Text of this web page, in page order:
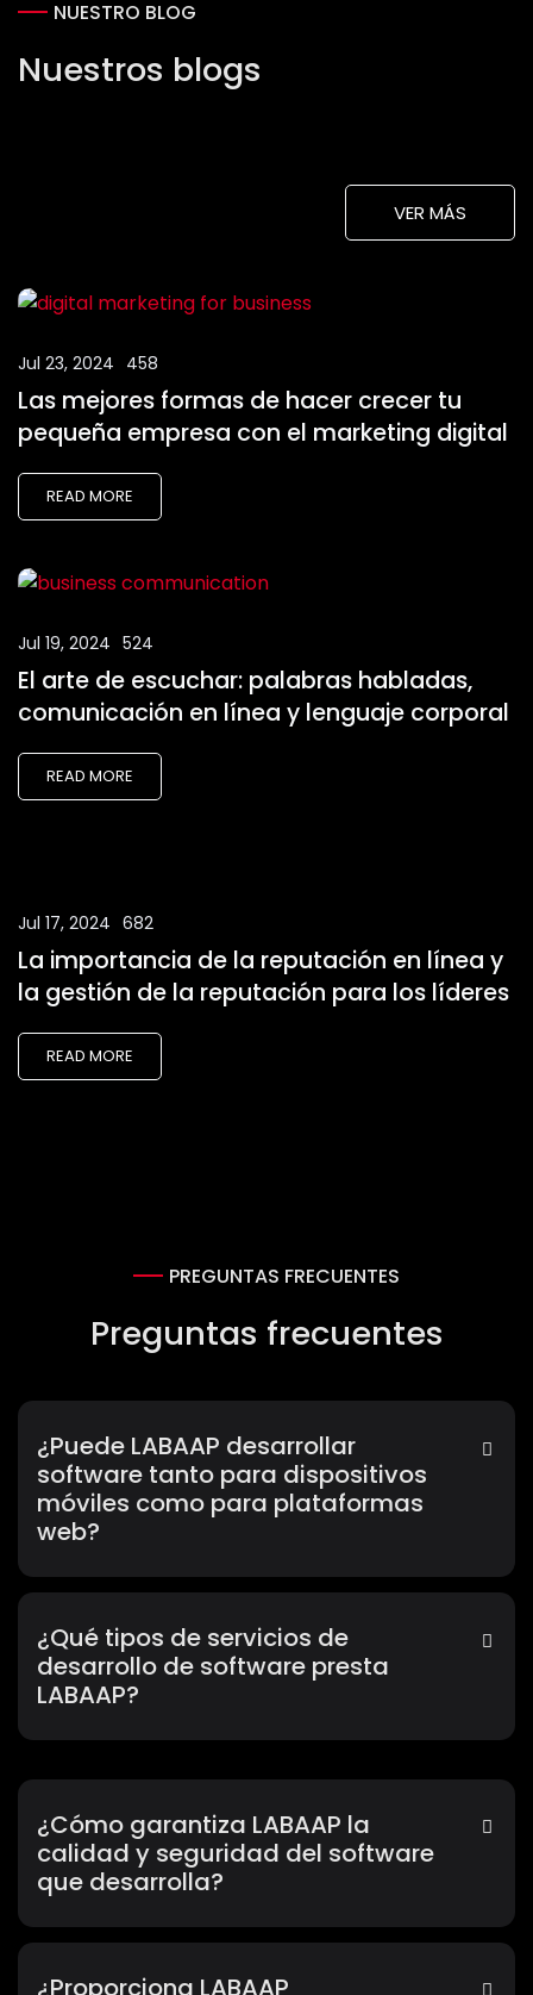
NUESTRO BLOG
Nuestros blogs
VER MÁS
Jul 23, 2024 458
Las mejores formas de hacer crecer tu
pequeña empresa con el marketing digital
READ MORE
Jul 19, 2024 524
El arte de escuchar: palabras habladas,
comunicación en línea y lenguaje corporal
READ MORE
Jul 17, 2024 682
La importancia de la reputación en línea y
la gestión de la reputación para los líderes
READ MORE
PREGUNTAS FRECUENTES
Preguntas frecuentes
¿Puede LABAAP desarrollar
software tanto para dispositivos
móviles como para plataformas
web?
¿Qué tipos de servicios de
desarrollo de software presta
LABAAP?
¿Cómo garantiza LABAAP la
calidad y seguridad del software
que desarrolla?
¿Proporciona LABAAP